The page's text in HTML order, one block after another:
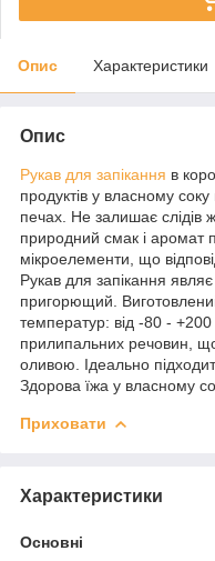
Опис Характеристики
Опис
Рукав для запікання в
продуктів у власному
печах. Не залишає слідів
природний смак і аромат
мікроелементи, що
Рукав для запікання
пригорющий. Виготовлений
температур: від -80 -
прилипальних речовин,
оливою. Ідеально
Здорова їжа у власному
Приховати
Характеристики
Основні